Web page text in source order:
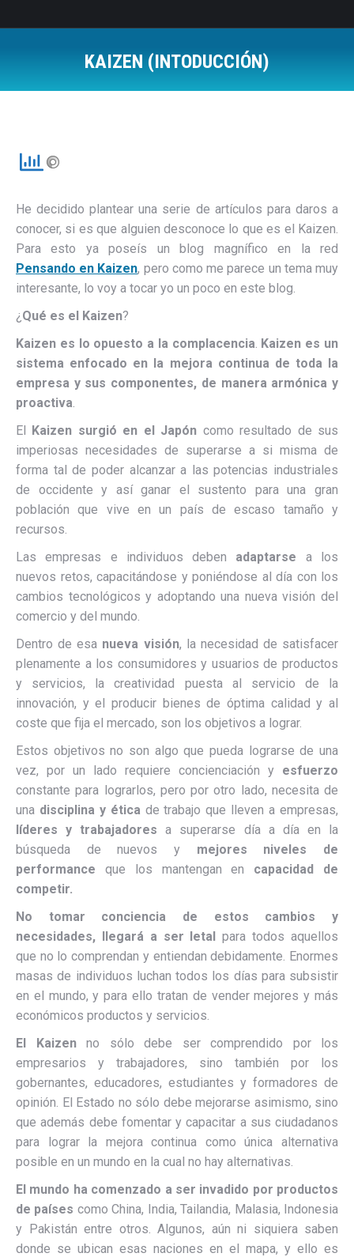
KAIZEN (INTODUCCIÓN)
He decidido plantear una serie de artículos para daros a
conocer, si es que alguien desconoce lo que es el Kaizen.
Para esto ya poseís un blog magnífico en la red
Pensando en Kaizen, pero como me parece un tema muy
interesante, lo voy a tocar yo un poco en este blog.
¿ Qué es el Kaizen?
Kaizen es lo opuesto a la complacencia. Kaizen es un
sistema enfocado en la mejora continua de toda la
empresa y sus componentes, de manera armónica y
proactiva.
El Kaizen surgió en el Japón como resultado de sus
imperiosas necesidades de superarse a si misma de
forma tal de poder alcanzar a las potencias industriales
de occidente y así ganar el sustento para una gran
población que vive en un país de escaso tamaño y
recursos.
Las empresas e individuos deben adaptarse a los
nuevos retos, capacitándose y poniéndose al día con los
cambios tecnológicos y adoptando una nueva visión del
comercio y del mundo.
Dentro de esa nueva visión, la necesidad de satisfacer
plenamente a los consumidores y usuarios de productos
y servicios, la creatividad puesta al servicio de la
innovación, y el producir bienes de óptima calidad y al
coste que fija el mercado, son los objetivos a lograr.
Estos objetivos no son algo que pueda lograrse de una
vez, por un lado requiere concienciación y esfuerzo
constante para lograrlos, pero por otro lado, necesita de
una disciplina y ética de trabajo que lleven a empresas,
líderes y trabajadores a superarse día a día en la
búsqueda de nuevos y mejores niveles de
performance que los mantengan en capacidad de
competir.
No tomar conciencia de estos cambios y
necesidades, llegará a ser letal para todos aquellos
que no lo comprendan y entiendan debidamente. Enormes
masas de individuos luchan todos los días para subsistir
en el mundo, y para ello tratan de vender mejores y más
económicos productos y servicios.
El Kaizen no sólo debe ser comprendido por los
empresarios y trabajadores, sino también por los
gobernantes, educadores, estudiantes y formadores de
opinión. El Estado no sólo debe mejorarse asimismo, sino
que además debe fomentar y capacitar a sus ciudadanos
para lograr la mejora continua como única alternativa
posible en un mundo en la cual no hay alternativas.
El mundo ha comenzado a ser invadido por productos
de países como China, India, Tailandia, Malasia, Indonesia
y Pakistán entre otros. Algunos, aún ni siquiera saben
donde se ubican esas naciones en el mapa, y ello es